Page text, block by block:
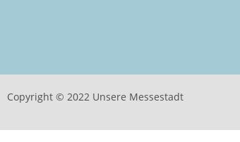
Copyright © 2022 Unsere Messestadt